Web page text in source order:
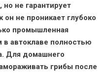
но не гарантирует
он не проникает глубоко
промышленная
в автоклаве полностью
Для домашнего
грибы после